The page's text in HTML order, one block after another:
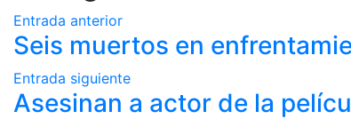
Entrada anterior
Seis muertos en
Entrada siguiente
Asesinan a actor de la